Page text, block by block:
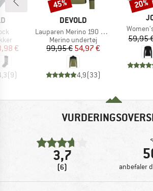
pris
€
(9)
MÆRKE
DEVOLD
Artikel
Lauparen Merino 190 Zip Neck
Produktgruppe
Merino undertøj
Pris
99,95 €Nedsat pris
54,97 €
4,9(33)
45%
Artikel
59,95
20%
3,7
(6) anbefaler